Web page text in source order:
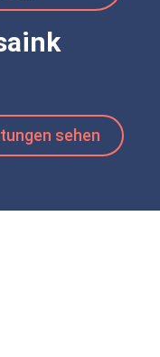
sehen